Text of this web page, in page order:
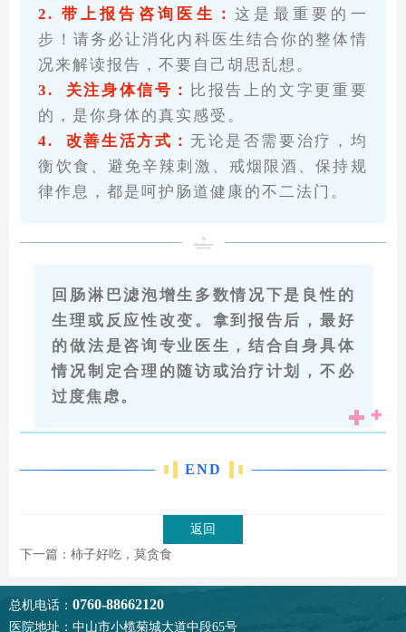
2. 带上报告咨询医生：这是最重要的一
步！请务必让消化内科医生结合你的整体情
况来解读报告，不要自己胡思乱想。
3. 关注身体信号：
比报告上的文字更重要
的，是你身体的真实感受。
4. 改善生活方式： 无论是否需要治疗，均
衡饮食、避免辛辣刺激、戒烟限酒、保持规
律作息，都是呵护肠道健康的不二法门。
回肠淋巴滤泡增生多数情况下是良性的
生理或反应性改变。拿到报告后，最好
的做法是咨询专业医生，结合自身具体
情况制定合理的随访或治疗计划，不必
过度焦虑。
END
返回
下一篇：柿子好吃，莫贪食
总机电话： 0760-88662120
医院地址：中山市小榄菊城大道中段65号